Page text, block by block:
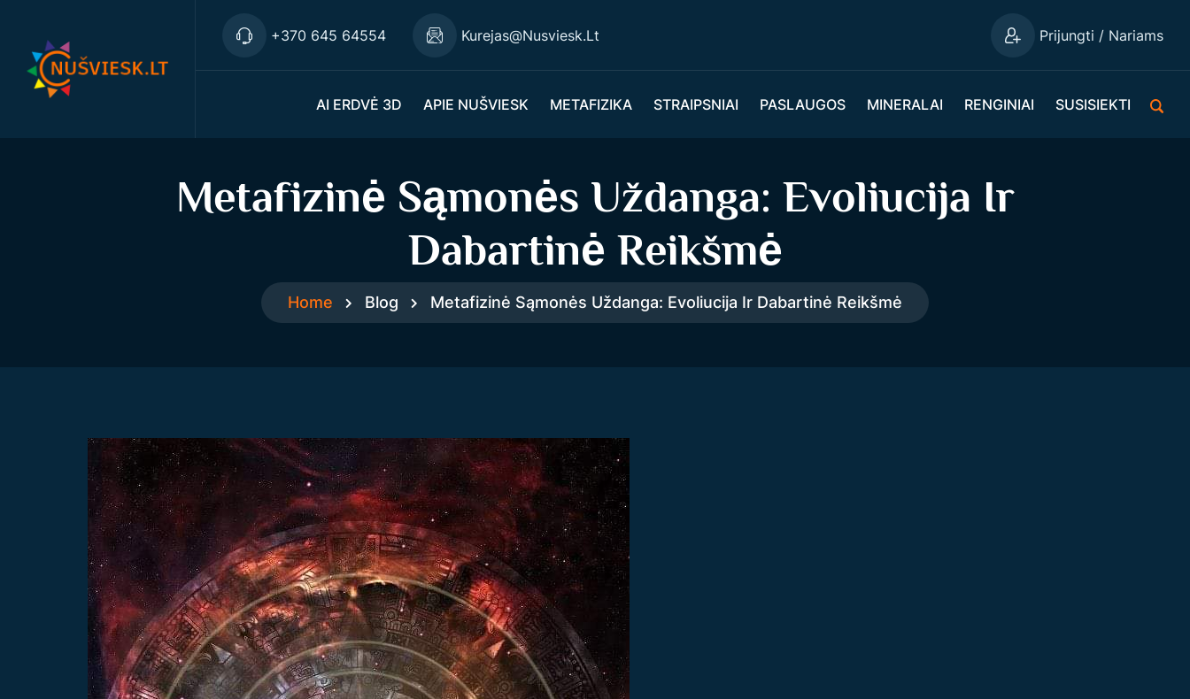
+370 645 64554 Kurejas@nusviesk.lt Prijungti / Nariams
AI ERDVĖ 3D APIE NUŠVIESK METAFIZIKA STRAIPSNIAI PASLAUGOS MINERALAI RENGINIAI SUSISIEKTI
Metafizinė Sąmonės Uždanga: Evoliucija Ir
Dabartinė Reikšmė
Home Blog Metafizinė Sąmonės Uždanga: Evoliucija Ir Dabartinė Reikšmė